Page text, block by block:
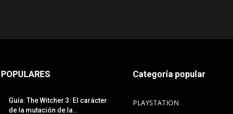
Guía: The Witcher 3: El carácter
de la mutación de la...
Categoría popular
PLAYSTATION